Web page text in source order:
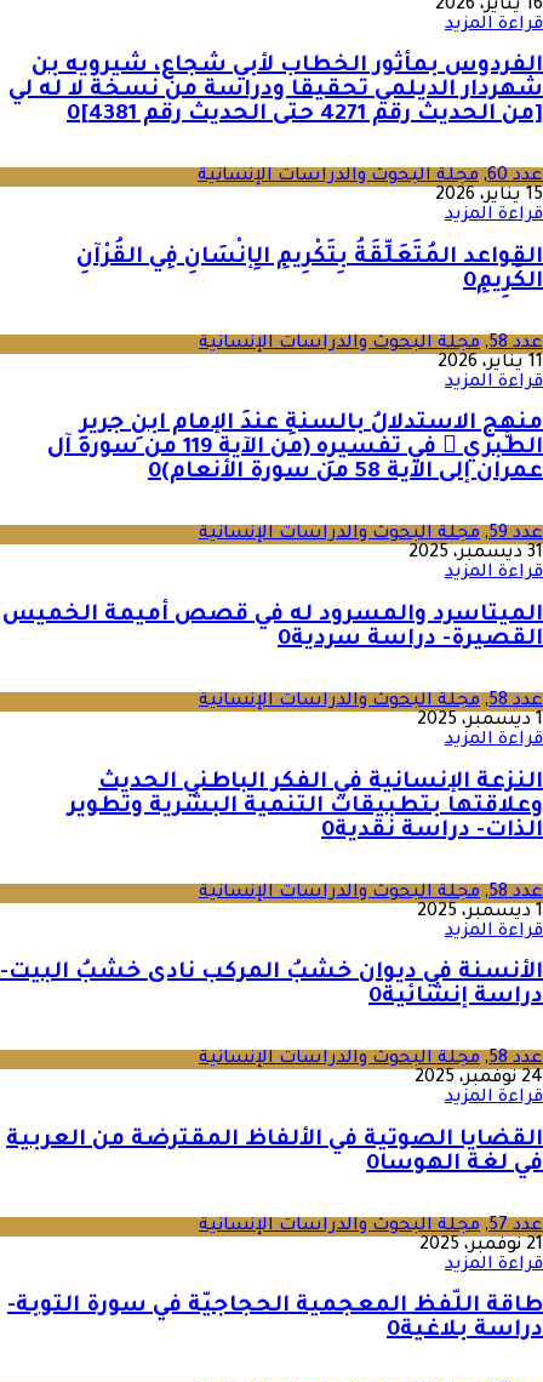
16 يناير، 2026
قراءة المزيد
الفردوس بمأثور الخطاب لأبي شجاع، شيرويه بن
شهردار الديلمي تحقيقا ودراسة من نسخة لا له لي
[من الحديث رقم 4271 حتى الحديث رقم 4381]
0
عدد 60 , مجلة البحوث والدراسات الإنسانية
15 يناير، 2026
قراءة المزيد
القواعد المُتَعَلِّقَةُ بِتَكْرِيمِ الِإنْسَانِ فِي القُرْآنِ
الكَرِيمِ0
عدد 58 , مجلة البحوث والدراسات الإنسانية
11 يناير، 2026
قراءة المزيد
منهج الاستدلالُ بالسنةِ عندَ الإمام ابنِ جريرِ
الطَّبري  في تفسيرِه (من الآية 119 من سورة آل
عمران إلى الآية 58 من سورة الأنعام)
0
عدد 59 , مجلة البحوث والدراسات الإنسانية
31 ديسمبر، 2025
قراءة المزيد
الميتاسرد والمسرود له في قصص أميمة الخميس
القصيرة- دراسة سردية0
عدد 58 , مجلة البحوث والدراسات الإنسانية
1 ديسمبر، 2025
قراءة المزيد
النزعة الإنسانية في الفكر الباطني الحديث
وعلاقتها بتطبيقات التنمية البشرية وتطوير
الذات- دراسة نقدية0
عدد 58 , مجلة البحوث والدراسات الإنسانية
1 ديسمبر، 2025
قراءة المزيد
الأنسنة في ديوان خشبُ المركب نادى خشبُ البيت-
دراسة إنشائية0
عدد 58 , مجلة البحوث والدراسات الإنسانية
24 نوفمبر، 2025
قراءة المزيد
القضايا الصوتية في الألفاظ المقترضة من العربية
في لغة الهوسا0
عدد 57 , مجلة البحوث والدراسات الإنسانية
21 نوفمبر، 2025
قراءة المزيد
طاقة اللّفظ المعجمية الحجاجيّة في سورة التوبة-
دراسة بلاغية0